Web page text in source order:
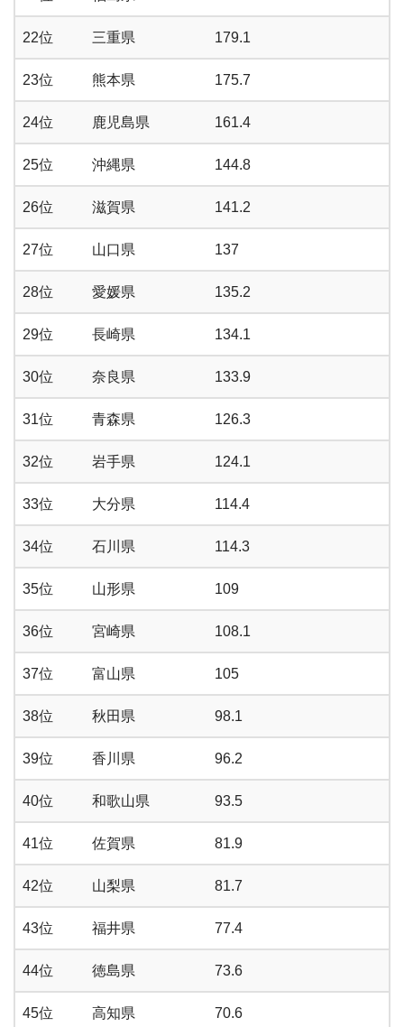
22位 三重県 179.1
23位 熊本県 175.7
24位 鹿児島県 161.4
25位 沖縄県 144.8
26位 滋賀県 141.2
27位 山口県 137
28位 愛媛県 135.2
29位 長崎県 134.1
30位 奈良県 133.9
31位 青森県 126.3
32位 岩手県 124.1
33位 大分県 114.4
34位 石川県 114.3
35位 山形県 109
36位 宮崎県 108.1
37位 富山県 105
38位 秋田県 98.1
39位 香川県 96.2
40位 和歌山県 93.5
41位 佐賀県 81.9
42位 山梨県 81.7
43位 福井県 77.4
44位 徳島県 73.6
45位 高知県 70.6